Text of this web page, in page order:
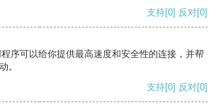
支持[0] 反对[0]
序可以给你提供最高速度和安全性的连接，并帮
。
支持[0] 反对[0]